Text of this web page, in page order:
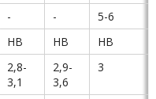
- -
5-6
НВ НВ
НВ
2,8-
3,1
2,9-
3,6
3